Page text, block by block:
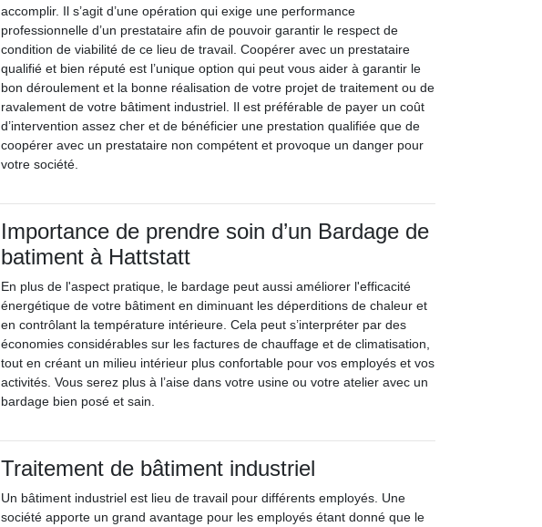
accomplir. Il s’agit d’une opération qui exige une performance
professionnelle d’un prestataire afin de pouvoir garantir le respect de
condition de viabilité de ce lieu de travail. Coopérer avec un prestataire
qualifié et bien réputé est l’unique option qui peut vous aider à garantir le
bon déroulement et la bonne réalisation de votre projet de traitement ou de
ravalement de votre bâtiment industriel. Il est préférable de payer un coût
d’intervention assez cher et de bénéficier une prestation qualifiée que de
coopérer avec un prestataire non compétent et provoque un danger pour
votre société.
Importance de prendre soin d’un Bardage de
batiment à Hattstatt
En plus de l'aspect pratique, le bardage peut aussi améliorer l'efficacité
énergétique de votre bâtiment en diminuant les déperditions de chaleur et
en contrôlant la température intérieure. Cela peut s’interpréter par des
économies considérables sur les factures de chauffage et de climatisation,
tout en créant un milieu intérieur plus confortable pour vos employés et vos
activités. Vous serez plus à l’aise dans votre usine ou votre atelier avec un
bardage bien posé et sain.
Traitement de bâtiment industriel
Un bâtiment industriel est lieu de travail pour différents employés. Une
société apporte un grand avantage pour les employés étant donné que le